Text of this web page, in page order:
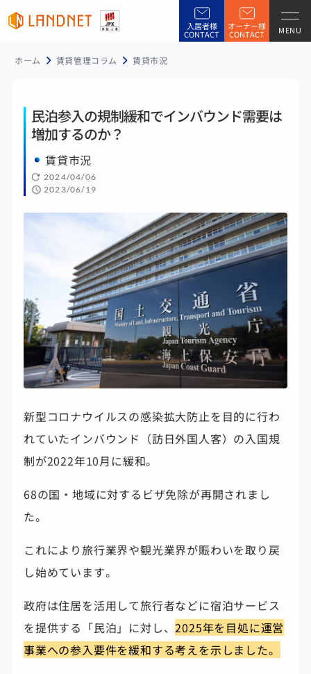
入居者様
CONTACT
オーナー様
CONTACT MENU
ホーム 賃貸管理コラム 賃貸市況
民泊参入の規制緩和でインバウンド需要は
増加するのか？
賃貸市況
2024/04/06
2023/06/19
新型コロナウイルスの感染拡大防止を目的に行わ
れていたインバウンド（訪日外国人客）の入国規
制が2022年10月に緩和。
68の国・地域に対するビザ免除が再開されまし
た。
これにより旅行業界や観光業界が賑わいを取り戻
し始めています。
政府は住居を活用して旅行者などに宿泊サービス
を提供する「民泊」に対し、2025年を目処に運営
事業への参入要件を緩和する考えを示しました。